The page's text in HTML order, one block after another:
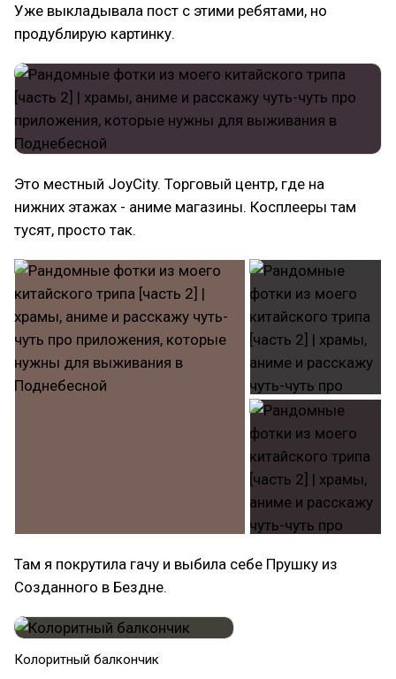
Уже выкладывала пост с этими ребятами, но
продублирую картинку.
Это местный JoyCity. Торговый центр, где на
нижних этажах - аниме магазины. Косплееры там
тусят, просто так.
Там я покрутила гачу и выбила себе Прушку из
Созданного в Бездне.
Колоритный балкончик